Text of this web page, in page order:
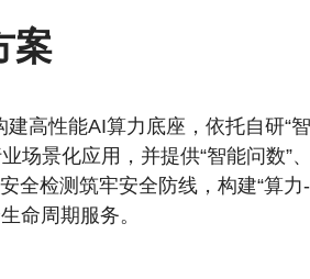
案
高性能AI算力底座，依托自研“
景化应用，并提供“智能问数”
检测筑牢安全防线，构建“算力
命周期服务。